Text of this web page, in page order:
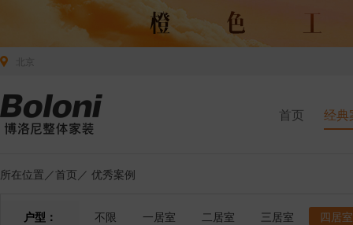
首页 经典
所在位置／首页 ／ 优秀案例
户型： 不限 一居室 二居室 三居室
四居室